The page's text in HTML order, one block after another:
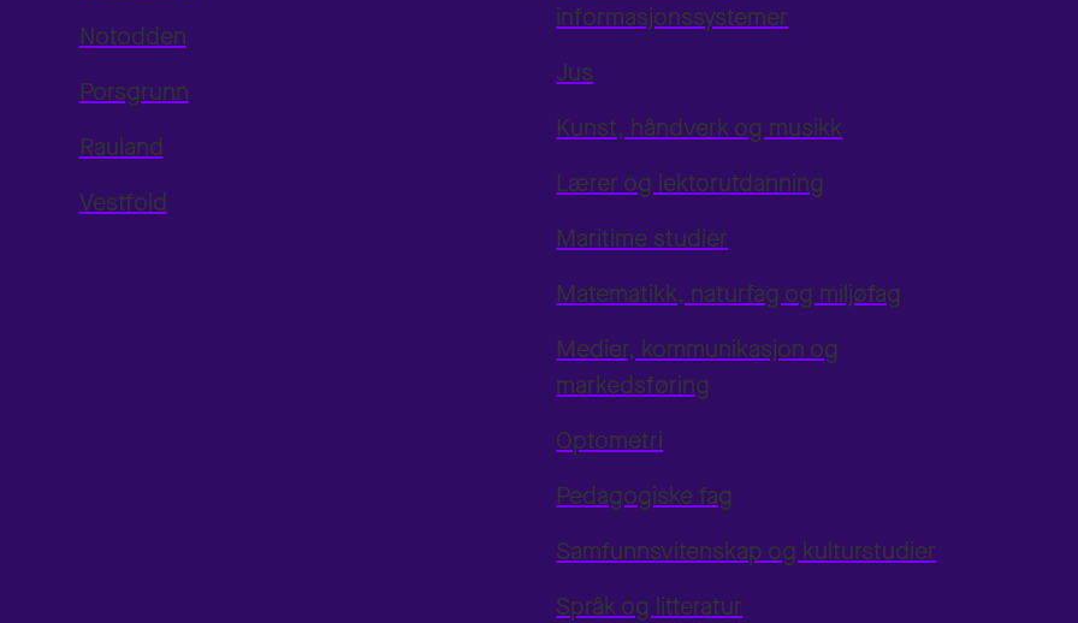
Notodden
Porsgrunn
Rauland
Vestfold
informasjonssystemer
Jus
Kunst, håndverk og musikk
Lærer og lektorutdanning
Maritime studier
Matematikk, naturfag og miljøfag
Medier, kommunikasjon og
markedsføring
Optometri
Pedagogiske fag
Samfunnsvitenskap og kulturstudier
Språk og litteratur